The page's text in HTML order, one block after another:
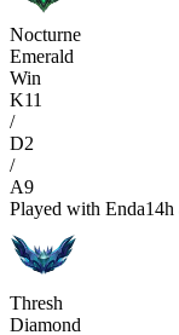
Nocturne
Emerald
Win
K11
/
D2
/
A9
Played with Enda14h
Thresh
Diamond